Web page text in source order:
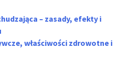
– zasady, efekty i
właściwości zdrowotne i